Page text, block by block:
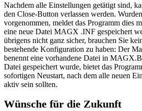
Nachdem alle Einstellungen getätigt sind,
den Close-Button verlassen werden.
vorgenommen, meldet das Programm dies
eine neue Datei MAGX .INF gespeichert
übrigens nicht ganz sicher, brauchen Sie
bestehende Konfiguration zu haben: Der
benennt eine vorhandene Datei in
Datei gespeichert wurde, bietet das
sofortigen Neustart, nach dem alle neuen
aktiv sein sollten.
Wünsche für die Zukunft